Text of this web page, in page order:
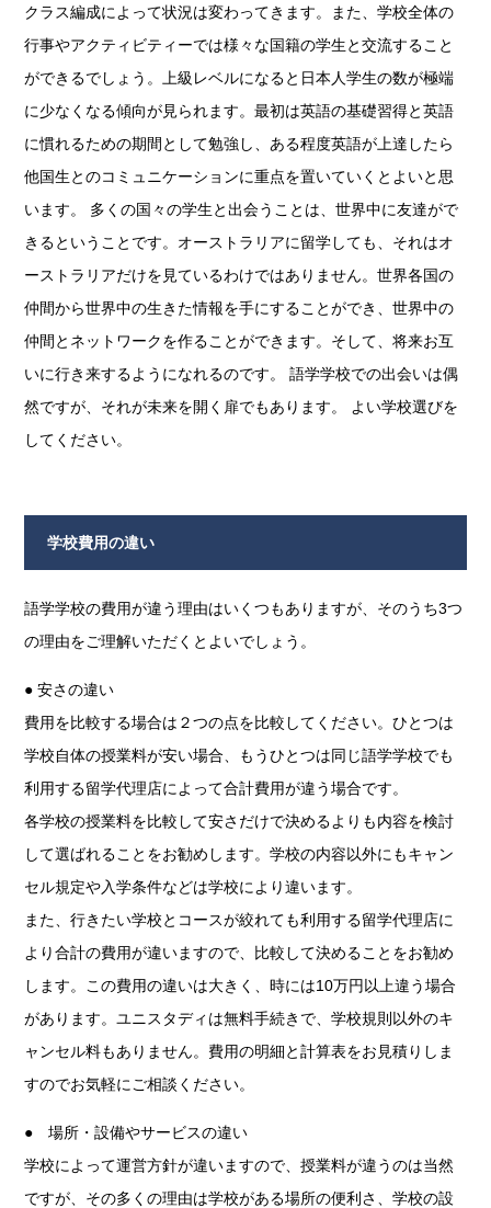
クラス編成によって状況は変わってきます。また、学校全体の
行事やアクティビティーでは様々な国籍の学生と交流すること
ができるでしょう。上級レベルになると日本人学生の数が極端
に少なくなる傾向が見られます。最初は英語の基礎習得と英語
に慣れるための期間として勉強し、ある程度英語が上達したら
他国生とのコミュニケーションに重点を置いていくとよいと思
います。 多くの国々の学生と出会うことは、世界中に友達がで
きるということです。オーストラリアに留学しても、それはオ
ーストラリアだけを見ているわけではありません。世界各国の
仲間から世界中の生きた情報を手にすることができ、世界中の
仲間とネットワークを作ることができます。そして、将来お互
いに行き来するようになれるのです。 語学学校での出会いは偶
然ですが、それが未来を開く扉でもあります。 よい学校選びを
してください。
学校費用の違い
語学学校の費用が違う理由はいくつもありますが、そのうち3つ
の理由をご理解いただくとよいでしょう。
● 安さの違い
費用を比較する場合は２つの点を比較してください。ひとつは
学校自体の授業料が安い場合、もうひとつは同じ語学学校でも
利用する留学代理店によって合計費用が違う場合です。
各学校の授業料を比較して安さだけで決めるよりも内容を検討
して選ばれることをお勧めします。学校の内容以外にもキャン
セル規定や入学条件などは学校により違います。
また、行きたい学校とコースが絞れても利用する留学代理店に
より合計の費用が違いますので、比較して決めることをお勧め
します。この費用の違いは大きく、時には10万円以上違う場合
があります。ユニスタディは無料手続きで、学校規則以外のキ
ャンセル料もありません。費用の明細と計算表をお見積りしま
すのでお気軽にご相談ください。
● 場所・設備やサービスの違い
学校によって運営方針が違いますので、授業料が違うのは当然
ですが、その多くの理由は学校がある場所の便利さ、学校の設